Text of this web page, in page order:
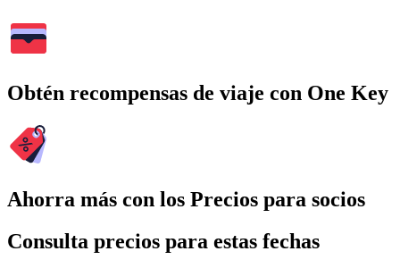
Obtén recompensas de viaje con One Key
Ahorra más con los Precios para socios
Consulta precios para estas fechas